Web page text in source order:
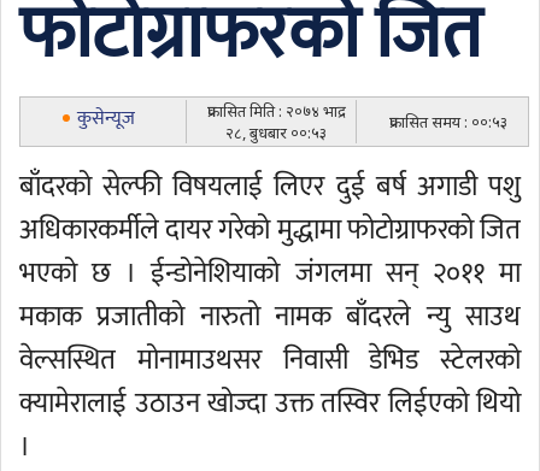
फोटोग्राफरको जित
कुसेन्यूज
प्रकासित मिति : २०७४ भाद्र
२८, बुधबार ००:५३
प्रकासित समय : ००:५३
बाँदरको सेल्फी विषयलाई लिएर दुई बर्ष अगाडी पशु
अधिकारकर्मीले दायर गरेको मुद्धामा फोटोग्राफरको जित
भएको छ । ईन्डोनेशियाको जंगलमा सन् २०११ मा
मकाक प्रजातीको नारुतो नामक बाँदरले न्यु साउथ
वेल्सस्थित मोनामाउथसर निवासी डेभिड स्टेलरको
क्यामेरालाई उठाउन खोज्दा उक्त तस्विर लिईएको थियो
।